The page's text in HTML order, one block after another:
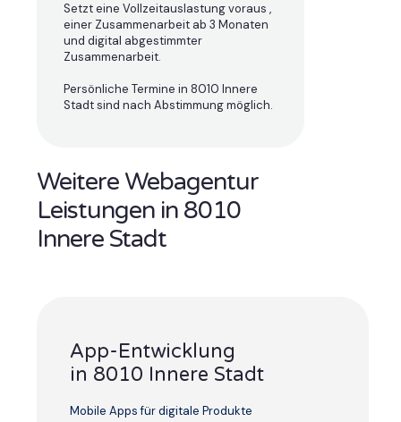
Setzt eine Vollzeitauslastung voraus ,
einer Zusammenarbeit ab 3 Monaten
und digital abgestimmter
Zusammenarbeit.
Persönliche Termine in 8010 Innere
Stadt sind nach Abstimmung möglich.
Weitere Webagentur
Leistungen in 8010
Innere Stadt
App-Entwicklung
in 8010 Innere Stadt
Mobile Apps für digitale Produkte